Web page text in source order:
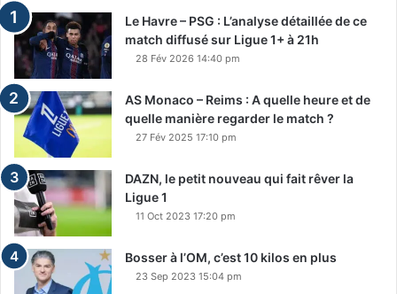
Le Havre – PSG : L’analyse détaillée de ce
match diffusé sur Ligue 1+ à 21h
28 Fév 2026 14:40 pm
AS Monaco – Reims : A quelle heure et de
quelle manière regarder le match ?
27 Fév 2025 17:10 pm
DAZN, le petit nouveau qui fait rêver la
Ligue 1
11 Oct 2023 17:20 pm
Bosser à l’OM, c’est 10 kilos en plus
23 Sep 2023 15:04 pm